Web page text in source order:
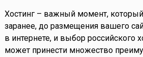
Хостинг – важный момент,
заранее, до размещения вашего
в интернете, и выбор российского
может принести множество